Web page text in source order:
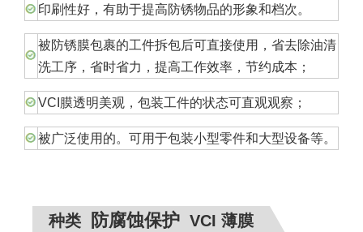
印刷性好，有助于提高防锈物品的形象和档次。
被防锈膜包裹的工件拆包后可直接使用，省去除油清
洗工序，省时省力，提高工作效率，节约成本；
VCI膜透明美观，包装工件的状态可直观观察；
被广泛使用的。可用于包装小型零件和大型设备等。
种类 防腐蚀保护 VCI 薄膜